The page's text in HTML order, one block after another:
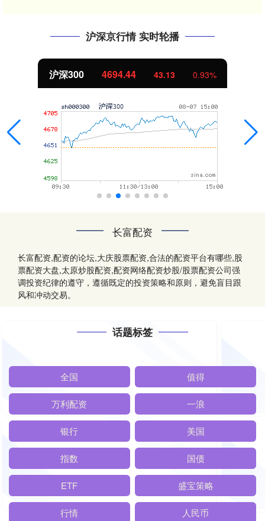
沪深京行情 实时轮播
沪深300 4694.44 43.13 0.93%
长富配资
长富配资,配资的论坛,大庆股票配资,合法的配资平台有哪些,股
票配资大盘,太原炒股配资,配资网络配资炒股/股票配资公司强
调投资纪律的遵守，遵循既定的投资策略和原则，避免盲目跟
风和冲动交易。
话题标签
全国 值得
万利配资 一浪
银行 美国
指数 国债
ETF 盛宝策略
行情 人民币